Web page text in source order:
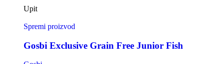
Upit
Spremi proizvod
Gosbi Exclusive Grain Free Junior Fish